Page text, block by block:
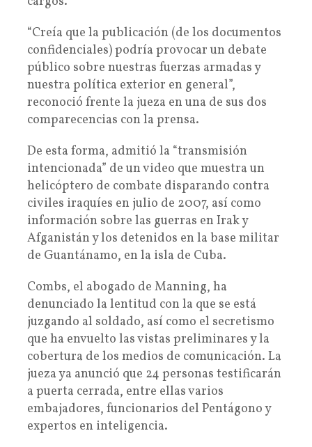
“Creía que la publicación (de los documentos
confidenciales) podría provocar un debate
público sobre nuestras fuerzas armadas y
nuestra política exterior en general”,
reconoció frente la jueza en una de sus dos
comparecencias con la prensa.
De esta forma, admitió la “transmisión
intencionada” de un video que muestra un
helicóptero de combate disparando contra
civiles iraquíes en julio de 2007, así como
información sobre las guerras en Irak y
Afganistán y los detenidos en la base militar
de Guantánamo, en la isla de Cuba.
Combs, el abogado de Manning, ha
denunciado la lentitud con la que se está
juzgando al soldado, así como el secretismo
que ha envuelto las vistas preliminares y la
cobertura de los medios de comunicación. La
jueza ya anunció que 24 personas testificarán
a puerta cerrada, entre ellas varios
embajadores, funcionarios del Pentágono y
expertos en inteligencia.